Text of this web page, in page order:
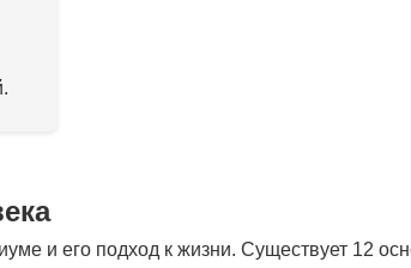
и его подход к жизни. Существует 12